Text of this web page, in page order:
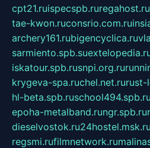
cpt21.ruispecspb.ruregahost.ru
tae-kwon.ruconsrio.com.ru
archery161.rubigencyclica.ru
sarmiento.spb.su
iskatour.spb.rusnpi.org.ru
krygeva-spa.ruchel.net.rurust-
hl-beta.spb.ruschool494.spb.ru
epoha-metalband.rungr.spb.ru
dieselvostok.ru24hostel.msk.ru
regsmi.rufilmnetwork.ru